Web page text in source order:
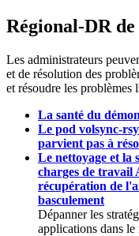
Régional-DR
Les administrateurs
et de résolution des
et résoudre les
La santé du
Le pod volsync-
parvient pas à
Le nettoyage et la
charges de travail
récupération de
basculement
Dépanner les
applications dans le